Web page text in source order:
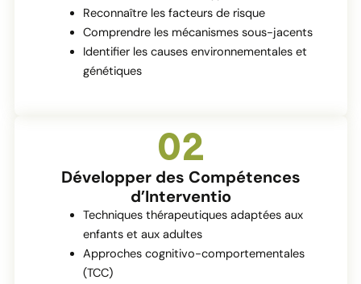
Reconnaître les facteurs de risque
Comprendre les mécanismes sous-jacents
Identifier les causes environnementales et
génétiques
02
Développer des Compétences
d’Interventio
Techniques thérapeutiques adaptées aux
enfants et aux adultes
Approches cognitivo-comportementales
(TCC)